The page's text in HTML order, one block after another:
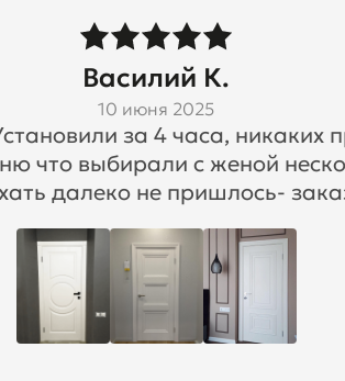
Василий К.
10 июня 2025
за 4 часа, никаких
что выбирали с женой
далеко не пришлось-